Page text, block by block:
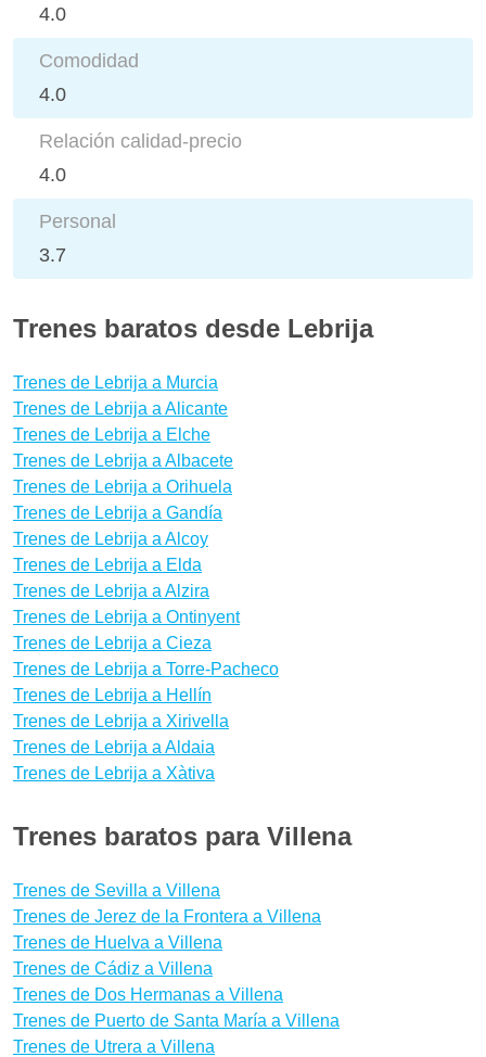
4.0
Comodidad
4.0
Relación calidad-precio
4.0
Personal
3.7
Trenes baratos desde Lebrija
Trenes de Lebrija a Murcia
Trenes de Lebrija a Alicante
Trenes de Lebrija a Elche
Trenes de Lebrija a Albacete
Trenes de Lebrija a Orihuela
Trenes de Lebrija a Gandía
Trenes de Lebrija a Alcoy
Trenes de Lebrija a Elda
Trenes de Lebrija a Alzira
Trenes de Lebrija a Ontinyent
Trenes de Lebrija a Cieza
Trenes de Lebrija a Torre-Pacheco
Trenes de Lebrija a Hellín
Trenes de Lebrija a Xirivella
Trenes de Lebrija a Aldaia
Trenes de Lebrija a Xàtiva
Trenes baratos para Villena
Trenes de Sevilla a Villena
Trenes de Jerez de la Frontera a Villena
Trenes de Huelva a Villena
Trenes de Cádiz a Villena
Trenes de Dos Hermanas a Villena
Trenes de Puerto de Santa María a Villena
Trenes de Utrera a Villena